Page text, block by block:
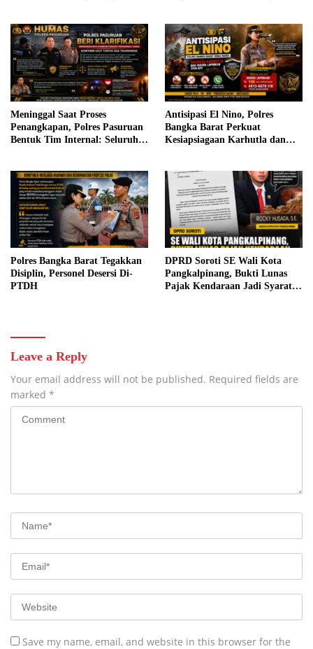
Meninggal Saat Proses
Penangkapan, Polres Pasuruan
Bentuk Tim Internal: Seluruh
Antisipasi El Nino, Polres
Bangka Barat Perkuat
Kesiapsiagaan Karhutla dan
Polres Bangka Barat Tegakkan
Disiplin, Personel Desersi Di-
PTDH
DPRD Soroti SE Wali Kota
Pangkalpinang, Bukti Lunas
Pajak Kendaraan Jadi Syarat
Leave a Reply
Your email address will not be published. Required fields are
marked *
Save my name, email, and website in this browser for the